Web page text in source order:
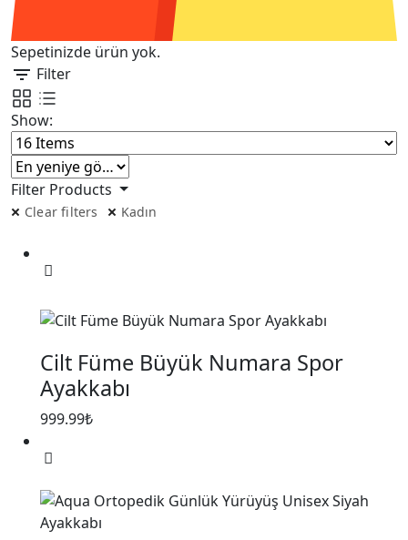
Sepetinizde ürün yok.
Filter
Show:
Filter Products
Clear filters Kadın
ürünün
fazla
varyasyonu
var.
Seçenekler
sayfasından
seçilebilir
Cilt Füme Büyük Numara Spor
Ayakkabı
999.99₺
ürünün
birden